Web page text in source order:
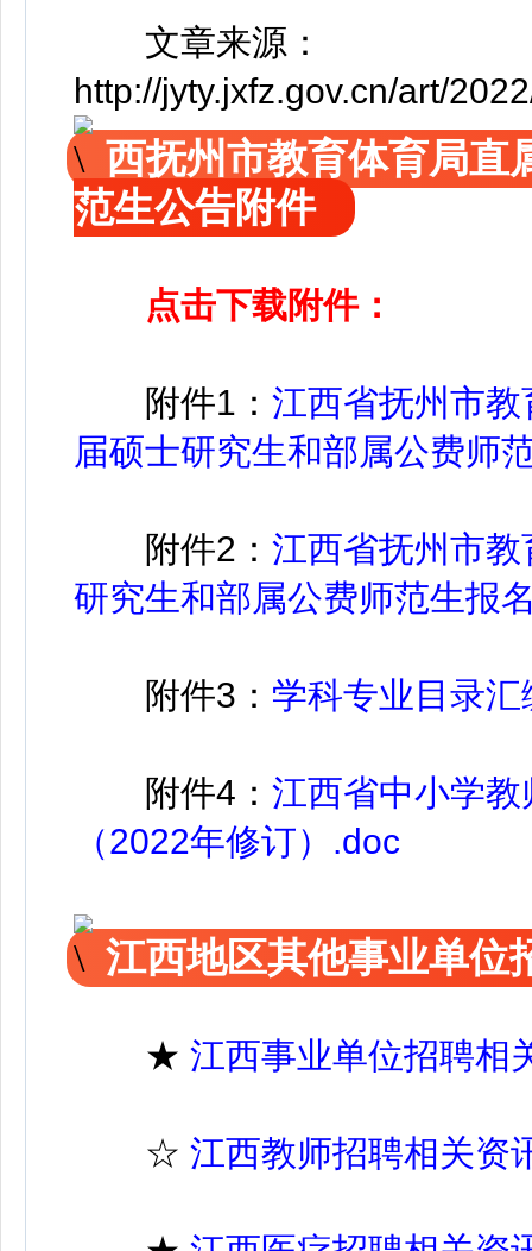
文章来源：
http://jyty.jxfz.gov.cn/art/
西抚州市教育体育局直
范生公告附件
点击下载附件：
附件1： 江西省抚州市
届硕士研究生和部属公费师
附件2： 江西省抚州市
研究生和部属公费师范生报
附件3： 学科专业目录汇
附件4： 江西省中小学
（2022年修订）.doc
江西地区其他事业单位
★ 江西事业单位招聘相
☆ 江西教师招聘相关资